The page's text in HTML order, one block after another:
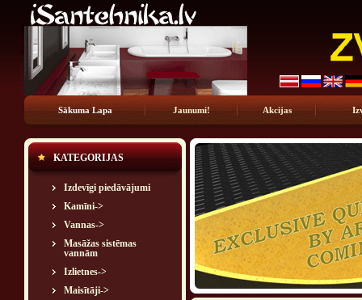
Sākuma Lapa Jaunumi! Akcijas
KATEGORIJAS
Izdevīgi piedāvājumi
Kamīni->
Vannas->
Masāžas sistēmas
vannām
Izlietnes->
Maisītāji->